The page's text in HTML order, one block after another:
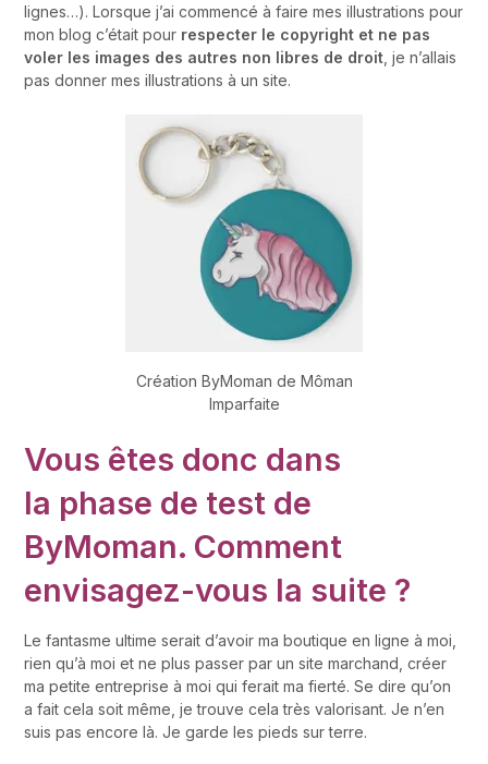
lignes…). Lorsque j’ai commencé à faire mes illustrations pour
mon blog c’était pour respecter le copyright et ne pas
voler les images des autres non libres de droit , je n’allais
pas donner mes illustrations à un site.
Création ByMoman de Môman
Imparfaite
Vous êtes donc dans
la phase de test de
ByMoman. Comment
envisagez-vous la suite ?
Le fantasme ultime serait d’avoir ma boutique en ligne à moi,
rien qu’à moi et ne plus passer par un site marchand, créer
ma petite entreprise à moi qui ferait ma fierté. Se dire qu’on
a fait cela soit même, je trouve cela très valorisant. Je n’en
suis pas encore là. Je garde les pieds sur terre.